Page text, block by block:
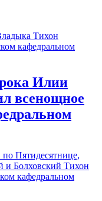
Илии
всенощное
Пятидесятнице,
и Болховский Тихон
кафедральном